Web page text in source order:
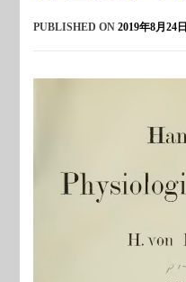
PUBLISHED ON2019年8月24日